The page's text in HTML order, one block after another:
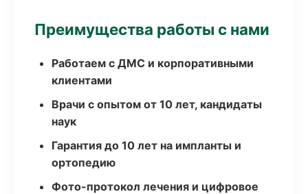
Преимущества работы с нами
Работаем с ДМС и корпоративными
клиентами
Врачи с опытом от 10 лет, кандидаты
наук
Гарантия до 10 лет на импланты и
ортопедию
Фото-протокол лечения и цифровое